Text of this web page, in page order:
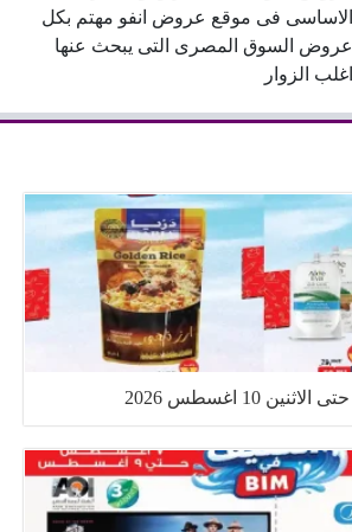
الاساسى فى موقع عروض انفو مهتم بكل
عروض السوق المصرى التى يبحث عنها
اغلب الزوار